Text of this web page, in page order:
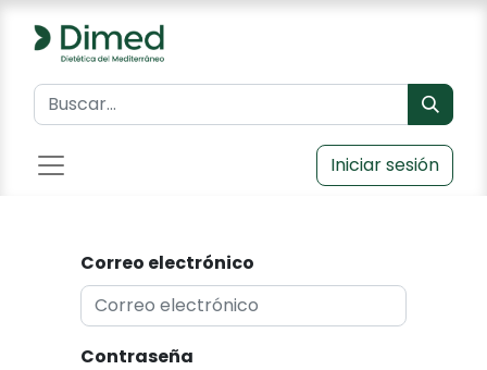
Iniciar sesión
Correo electrónico
Contraseña